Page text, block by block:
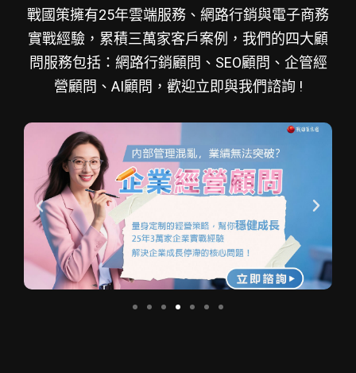
戰國策擁有25年雲端服務、網路行銷與電子商務
實戰經驗，累積三萬家客戶案例，我們的四大顧
問服務包括：網路行銷顧問、SEO顧問、企管經
營顧問、AI顧問，歡迎立即與我們諮詢 !